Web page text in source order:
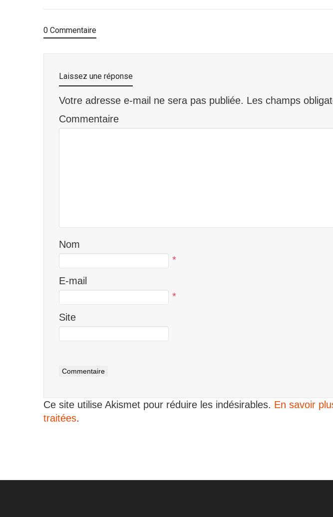
0 Commentaire
Laissez une réponse
Votre adresse e-mail ne sera pas publiée. Les champs
Commentaire
Nom
*
E-mail
*
Site
Ce site utilise Akismet pour réduire les indésirables. En savoir
traitées.